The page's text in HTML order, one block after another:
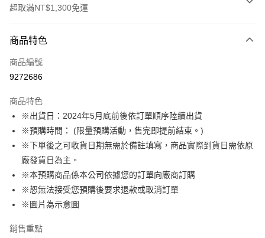
超取滿NT$1,300免運
信用卡一次付款
超商取貨付款
Apple Pay
悠遊付
Google Pay
ATM付款
貨到付款
運送方式
商品特色
商品編號
9272686
商品特色
※出貨日：2024年5月底前後依訂單順序陸續出貨
※預購時間： (限量預購活動，售完即提前結束。)
※下單後之可收貨日期無需於備註填寫，商品實際到貨日需依原
廠發貨日為主。
※本預購商品係本公司依據您的訂單向廠商訂購
※恕無法接受您預購後要求退款或取消訂單
※圖片為示意圖
銷售重點